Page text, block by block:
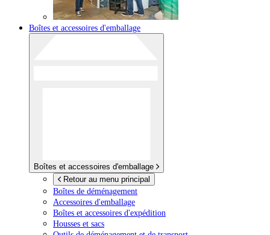
Boîtes et accessoires d'emballage
Boîtes et accessoires d'emballage
Retour au menu principal
Boîtes de déménagement
Accessoires d'emballage
Boîtes et accessoires d'expédition
Housses et sacs